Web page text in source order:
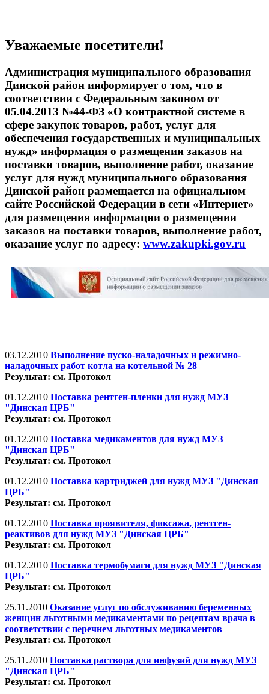
Уважаемые посетители!
Администрация муниципального образования
Динской район информирует о том, что в
соответствии с Федеральным законом от
05.04.2013 №44-ФЗ «О контрактной системе в
сфере закупок товаров, работ, услуг для
обеспечения государственных и муниципальных
нужд» информация о размещении заказов на
поставки товаров, выполнение работ, оказание
услуг для нужд муниципального образования
Динской район размещается на официальном
сайте Российской Федерации в сети «Интернет»
для размещения информации о размещении
заказов на поставки товаров, выполнение работ,
оказание услуг по адресу: www.zakupki.gov.ru
03.12.2010 Выполнение пуско-наладочных и режимно-
наладочных работ котла на котельной № 28
Результат: см. Протокол
01.12.2010 Поставка рентген-пленки для нужд МУЗ
"Динская ЦРБ"
Результат: см. Протокол
01.12.2010 Поставка медикаментов для нужд МУЗ
"Динская ЦРБ"
Результат: см. Протокол
01.12.2010 Поставка картриджей для нужд МУЗ "Динская
ЦРБ"
Результат: см. Протокол
01.12.2010 Поставка проявителя, фиксажа, рентген-
реактивов для нужд МУЗ "Динская ЦРБ"
Результат: см. Протокол
01.12.2010 Поставка термобумаги для нужд МУЗ "Динская
ЦРБ"
Результат: см. Протокол
25.11.2010 Оказание услуг по обслуживанию беременных
женщин льготными медикаментами по рецептам врача в
соответствии с перечнем льготных медикаментов
Результат: см. Протокол
25.11.2010 Поставка раствора для инфузий для нужд МУЗ
"Динская ЦРБ"
Результат: см. Протокол